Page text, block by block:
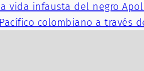
vida infausta del negro
colombiano a través